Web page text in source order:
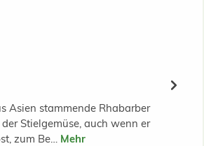
Asien stammende Rhabarber
Stielgemüse, auch wenn er
zum Be… Mehr